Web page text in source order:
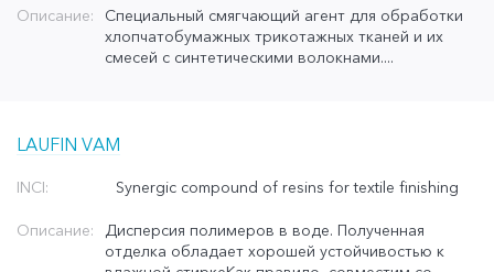
Описание:
Специальный смягчающий агент для обработки
хлопчатобумажных трикотажных тканей и их
смесей с синтетическими волокнами....
LAUFIN VAM
INCI: Synergic compound of resins for textile finishing
Описание:
Дисперсия полимеров в воде. Полученная
отделка обладает хорошей устойчивостью к